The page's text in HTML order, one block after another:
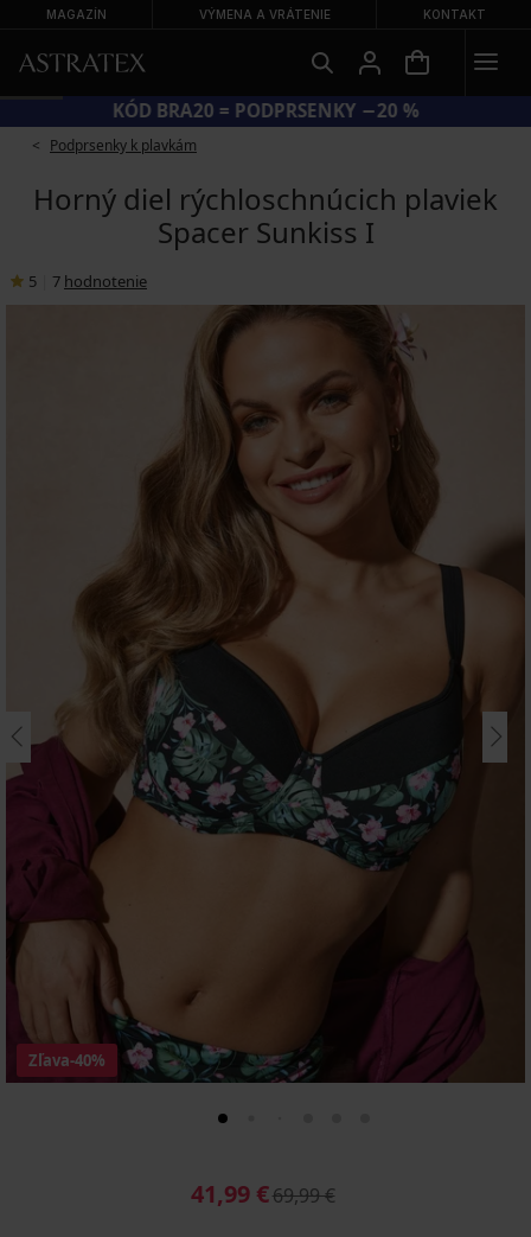
MAGAZÍN VÝMENA A VRÁTENIE KONTAKT
KÓD BRA20 = PODPRSENKY −20 %
Podprsenky k plavkám
Horný diel rýchloschnúcich plaviek
Spacer Sunkiss I
5 7 hodnotenie
Zľava-40%
41,99 €69,99 €